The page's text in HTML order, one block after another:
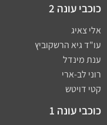
כוכבי עונה 2
אלי צאיג
עו"ד גיא הרשקוביץ
ענת מינדל
רוני לב-ארי
קטי דויטש
כוכבי עונה 1